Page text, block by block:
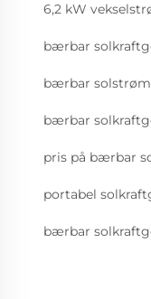
6,2 kW
bærbar
bærbar
bærbar
pris på bærbar
portabel
bærbar